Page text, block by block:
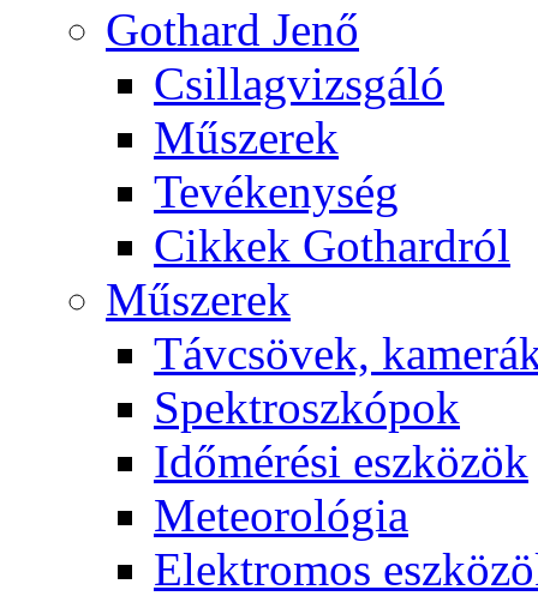
Got­hard Je­nő
Csil­lag­vizs­gá­ló
Mű­sze­rek
Te­vé­keny­ség
Cik­kek Got­hard­ról
Mű­sze­rek
Táv­csö­vek,
Spekt­rosz­kó­pok
Idő­mé­ré­si esz­kö­zök
Me­te­o­ro­ló­gia
Elekt­ro­mos